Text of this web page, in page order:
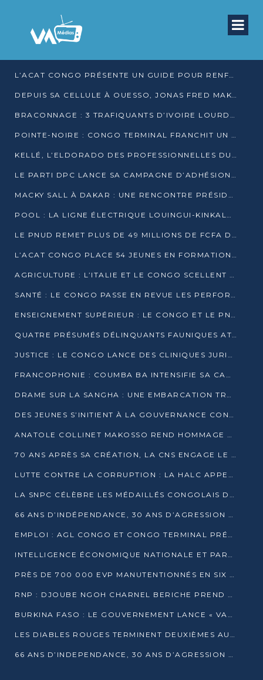
L’ACAT CONGO PRÉSENTE UN GUIDE POUR RENFORCER LES GARANTIES JUDICIAIRES EN GARDE À VUE
DEPUIS SA CELLULE À OUESSO, JONAS FRED MAKITA DÉNONCE CE QU’IL QUALIFIE DE DÉNI DE JUSTICE
BRACONNAGE : 3 TRAFIQUANTS D’IVOIRE LOURDEMENT CONDAMNÉS À DJAMBALA
POINTE-NOIRE : CONGO TERMINAL FRANCHIT UN CAP HISTORIQUE AVEC 99 MOUVEMENTS/HEURE
KELLÉ, L’ELDORADO DES PROFESSIONNELLES DU SEXE
LE PARTI DPC LANCE SA CAMPAGNE D’ADHÉSIONS ET VEUT STRUCTURER SA PRÉSENCE DANS LES 15 DÉPARTEMENTS
MACKY SALL À DAKAR : UNE RENCONTRE PRÉSIDENTIELLE QUI DIVISE L’OPINION SÉNÉGALAISE
POOL : LA LIGNE ÉLECTRIQUE LOUINGUI-KINKALA-BOKO MISE EN SERVICE
LE PNUD REMET PLUS DE 49 MILLIONS DE FCFA D’ÉQUIPEMENTS POUR ACCÉLÉRER LA NUMÉRISATION DU SYSTÈME DE SANTÉ
L’ACAT CONGO PLACE 54 JEUNES EN FORMATION PROFESSIONNELLE
AGRICULTURE : L’ITALIE ET LE CONGO SCELLENT UN PARTENARIAT POUR UNE PRODUCTION LOCALE DURABLE
SANTÉ : LE CONGO PASSE EN REVUE LES PERFORMANCES DE SES HÔPITAUX À MI-PARCOURS
ENSEIGNEMENT SUPÉRIEUR : LE CONGO ET LE PNUD VEULENT RAPPROCHER LA FORMATION UNIVERSITAIRE DES BESOINS DU MARCHÉ DE L’EMPLOI
QUATRE PRÉSUMÉS DÉLINQUANTS FAUNIQUES ATTENDUS DEVANT LA JUSTICE POUR TRAFIC D’IVOIRE
JUSTICE : LE CONGO LANCE DES CLINIQUES JURIDIQUES POUR RAPPROCHER LE DROIT DES CITOYENS
FRANCOPHONIE : COUMBA BA INTENSIFIE SA CAMPAGNE POUR LA SUCCESSION À LA TÊTE DE L’OIF
DRAME SUR LA SANGHA : UNE EMBARCATION TRANSPORTANT DES FIDÈLES DE « NZAMBÉ YA L’HUILE » FAIT NAUFRAGE À OUESSO
DES JEUNES S’INITIENT À LA GOUVERNANCE CONTINENTALE À BRAZZAVILLE
ANATOLE COLLINET MAKOSSO REND HOMMAGE À JEAN-PAUL PIGASSE
70 ANS APRÈS SA CRÉATION, LA CNS ENGAGE LE VIRAGE DE LA DIGITALISATION
LUTTE CONTRE LA CORRUPTION : LA HALC APPELLE À PASSER DES DISCOURS AUX ACTES
LA SNPC CÉLÈBRE LES MÉDAILLÉS CONGOLAIS DES OLYMPIADES PANAFRICAINES DE MATHÉMATIQUES 2026
66 ANS D’INDÉPENDANCE, 30 ANS D’AGRESSION RWANDAISE : 4 PRÉSIDENCES, UN ÉCHEC COLLECTIF
EMPLOI : AGL CONGO ET CONGO TERMINAL PRÉSÉLECTIONNENT PLUS DE 70 JEUNES À POINTE-NOIRE
INTELLIGENCE ÉCONOMIQUE NATIONALE ET PARTENARIATS INTERNATIONAUX : VERS UNE DOCTRINE SOUVERAINE DE SÉCURITÉ ÉCONOMIQUE
PRÈS DE 700 000 EVP MANUTENTIONNÉS EN SIX MOIS PAR CONGO TERMINAL
RNP : DJOUBE NGOH CHARNEL BERICHE PREND LES RÊNES DU PARTI
BURKINA FASO : LE GOUVERNEMENT LANCE « VACANCES UTILES 2026 » POUR FORMER LES ÉLÈVES À 15 MÉTIERS
LES DIABLES ROUGES TERMINENT DEUXIÈMES AU CHAMPIONNAT D’AFRIQUE ZONE 3
66 ANS D’INDEPENDANCE, 30 ANS D’AGRESSION RWAN DAISE : 4 PRESIDENCES, UN ECHEC COLLECTIF